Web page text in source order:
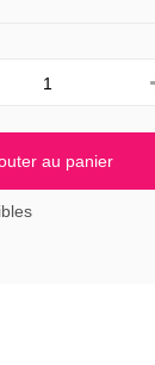
au panier